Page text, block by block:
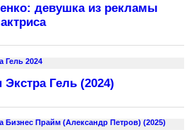
девушка из рекламы
Гель (2024)